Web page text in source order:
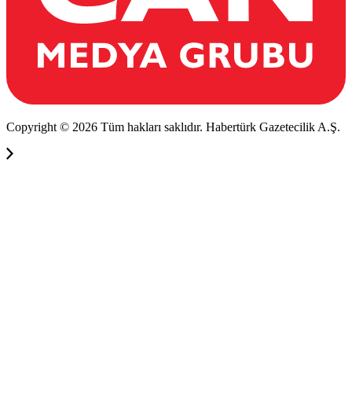
Copyright © 2026 Tüm hakları saklıdır. Habertürk Gazetecilik A.Ş.